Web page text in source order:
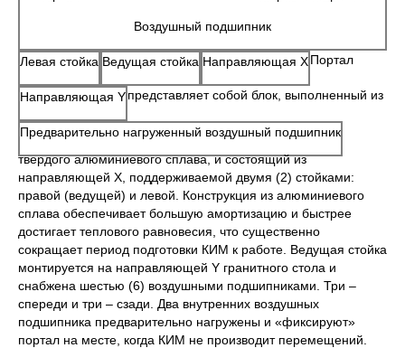
Воздушный подшипник
Левая стойка Ведущая стойка Направляющая Х
Направляющая Y
Предварительно нагруженный воздушный подшипник
Портал
представляет собой блок, выполненный из
твердого алюминиевого сплава, и состоящий из
направляющей Х, поддерживаемой двумя (2) стойками:
правой (ведущей) и левой. Конструкция из алюминиевого
сплава обеспечивает большую амортизацию и быстрее
достигает теплового равновесия, что существенно
сокращает период подготовки КИМ к работе. Ведущая стойка
монтируется на направляющей Y гранитного стола и
снабжена шестью (6) воздушными подшипниками. Три –
спереди и три – сзади. Два внутренних воздушных
подшипника предварительно нагружены и «фиксируют»
портал на месте, когда КИМ не производит перемещений.